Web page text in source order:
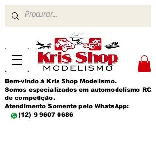
Bem-vindo à Kris Shop Modelismo.
Somos especializados em automodelismo RC
de competição.
Atendimento Somente pelo WhatsApp:
(12) 9 9607 0686